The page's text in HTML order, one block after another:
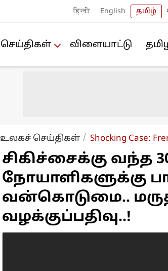
हिन्दी English தமிழ்
செய்திகள் விளையா‌ட்டு
உலகச் செய்திகள் Shocking Case:
சிகிச்சைக்கு வந்த
நோயாளிகளுக்கு
வன்கொடுமை..
வழக்குப்பதிவு..!